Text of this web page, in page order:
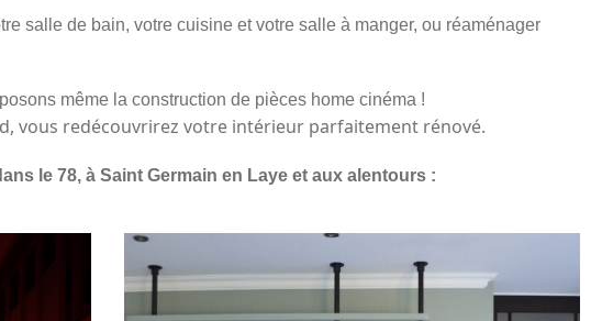
salle de bain, votre cuisine et votre salle à manger, ou réaménager
même la construction de pièces home cinéma !
vous redécouvrirez votre intérieur parfaitement rénové.
le 78, à Saint Germain en Laye et aux alentours :